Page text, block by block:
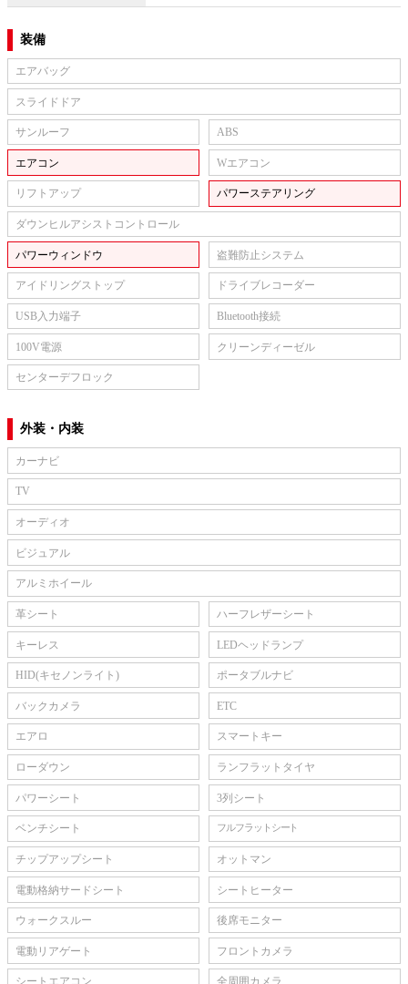
装備
エアバッグ
スライドドア
サンルーフ ABS
エアコン Wエアコン
リフトアップ パワーステアリング
ダウンヒルアシストコントロール
パワーウィンドウ 盗難防止システム
アイドリングストップ ドライブレコーダー
USB入力端子 Bluetooth接続
100V電源 クリーンディーゼル
センターデフロック
外装・内装
カーナビ
TV
オーディオ
ビジュアル
アルミホイール
革シート ハーフレザーシート
キーレス LEDヘッドランプ
HID(キセノンライト) ポータブルナビ
バックカメラ ETC
エアロ スマートキー
ローダウン ランフラットタイヤ
パワーシート 3列シート
ベンチシート フルフラットシート
チップアップシート オットマン
電動格納サードシート シートヒーター
ウォークスルー 後席モニター
電動リアゲート フロントカメラ